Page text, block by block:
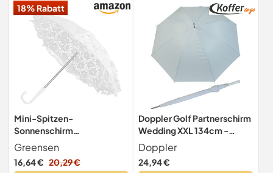
18% Rabatt
Mini-Spitzen-
Sonnenschirm
Spitzenschirm Weißer
Hochzeits-Spitzen-
Sonnenschirm-
Greensen
16,64 € 20,29 €
Doppler Golf Partnerschirm
Wedding XXL 134cm -
weiss
Doppler
24,94 €